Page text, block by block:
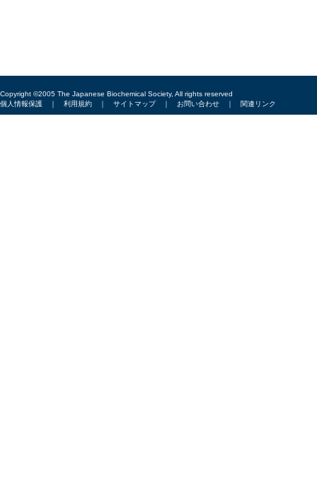
Copyright ©2005 The Japanese Biochemical Society, All rights reserved
個人情報保護 ｜ 利用規約 ｜ サイトマップ｜ お問い合わせ ｜ 関連リンク